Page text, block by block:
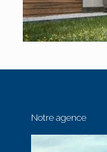
Notre agence